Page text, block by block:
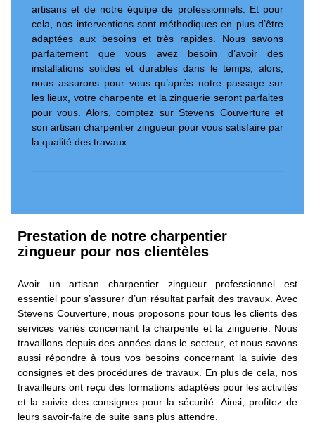
artisans et de notre équipe de professionnels. Et pour
cela, nos interventions sont méthodiques en plus d’être
adaptées aux besoins et très rapides. Nous savons
parfaitement que vous avez besoin d’avoir des
installations solides et durables dans le temps, alors,
nous assurons pour vous qu’après notre passage sur
les lieux, votre charpente et la zinguerie seront parfaites
pour vous. Alors, comptez sur Stevens Couverture et
son artisan charpentier zingueur pour vous satisfaire par
la qualité des travaux.
Prestation de notre charpentier
zingueur pour nos clientèles
Avoir un artisan charpentier zingueur professionnel est
essentiel pour s’assurer d’un résultat parfait des travaux. Avec
Stevens Couverture, nous proposons pour tous les clients des
services variés concernant la charpente et la zinguerie. Nous
travaillons depuis des années dans le secteur, et nous savons
aussi répondre à tous vos besoins concernant la suivie des
consignes et des procédures de travaux. En plus de cela, nos
travailleurs ont reçu des formations adaptées pour les activités
et la suivie des consignes pour la sécurité. Ainsi, profitez de
leurs savoir-faire de suite sans plus attendre.